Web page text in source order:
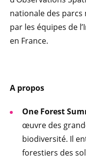
nationale des parcs
par les équipes de
en France.
A propos
One Forest
œuvre des
biodiversité. Il
forestiers des